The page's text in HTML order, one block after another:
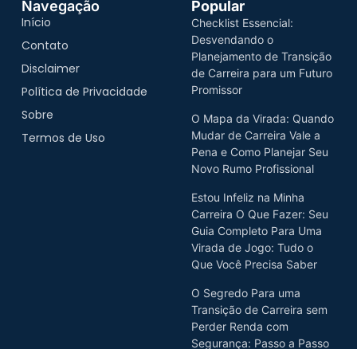
Navegação
Início
Contato
Disclaimer
Política de Privacidade
Sobre
Termos de Uso
Popular
Checklist Essencial:
Desvendando o
Planejamento de Transição
de Carreira para um Futuro
Promissor
O Mapa da Virada: Quando
Mudar de Carreira Vale a
Pena e Como Planejar Seu
Novo Rumo Profissional
Estou Infeliz na Minha
Carreira O Que Fazer: Seu
Guia Completo Para Uma
Virada de Jogo: Tudo o
Que Você Precisa Saber
O Segredo Para uma
Transição de Carreira sem
Perder Renda com
Segurança: Passo a Passo